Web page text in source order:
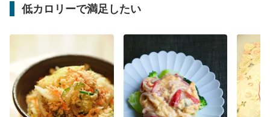
低カロリーで満足したい